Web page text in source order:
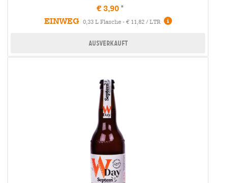
€ 3,90
EINWEG
0,33 L Flasche - € 11,82 / LTR
Ausverkauft